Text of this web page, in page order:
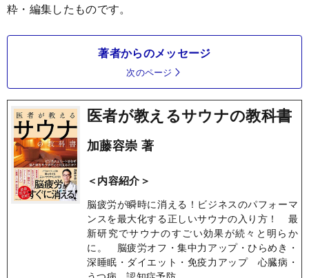
粋・編集したものです。
著者からのメッセージ
次のページ
医者が教えるサウナの教科書
加藤容崇 著
＜内容紹介＞
脳疲労が瞬時に消える！ビジネスのパフォーマ
ンスを最大化する正しいサウナの入り方！ 最
新研究でサウナのすごい効果が続々と明らか
に。 脳疲労オフ・集中力アップ・ひらめき・
深睡眠・ダイエット・免疫力アップ 心臓病・